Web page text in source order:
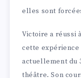
elles sont
Victoire a réussi
cette
actuellement du
théâtre. Son